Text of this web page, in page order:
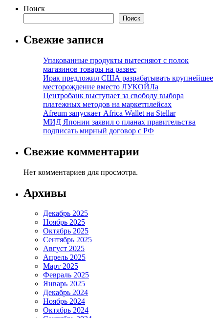
Поиск
Поиск
Свежие записи
Упакованные продукты вытесняют с полок
магазинов товары на развес
Ирак предложил США разрабатывать крупнейшее
месторождение вместо ЛУКОЙЛа
Центробанк выступает за свободу выбора
платежных методов на маркетплейсах
Afreum запускает Africa Wallet на Stellar
МИД Японии заявил о планах правительства
подписать мирный договор с РФ
Свежие комментарии
Нет комментариев для просмотра.
Архивы
Декабрь 2025
Ноябрь 2025
Октябрь 2025
Сентябрь 2025
Август 2025
Апрель 2025
Март 2025
Февраль 2025
Январь 2025
Декабрь 2024
Ноябрь 2024
Октябрь 2024